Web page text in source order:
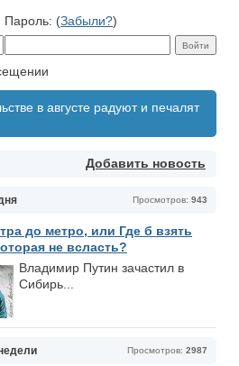
Пароль: (Забыли?)
в августе радуют и печалят
Добавить новость
Просмотров: 943
до метро, или Где б взять
не всласть?
Владимир Путин зачастил в
Сибирь...
Просмотров: 2987